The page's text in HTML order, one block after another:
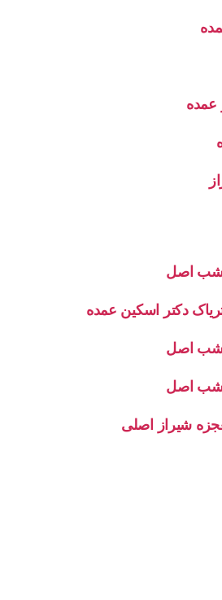
عمده
شب اصل
دکتر اسکین عمده
شب اصل
شب اصل
شیراز اصلی